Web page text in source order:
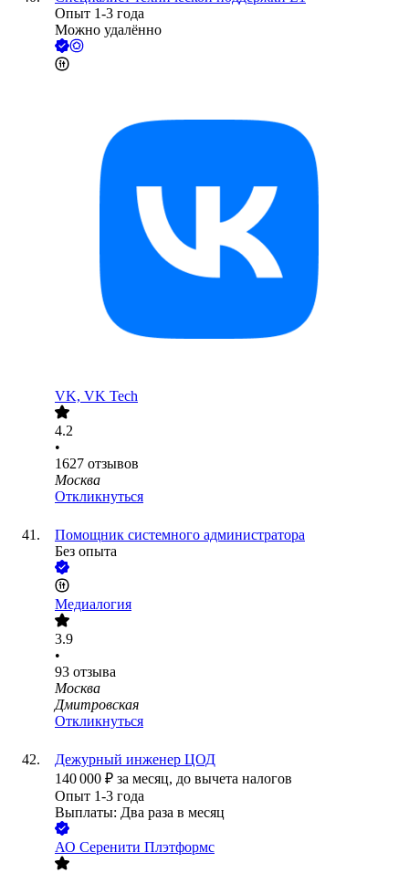
Опыт 1-3 года
Можно удалённо
VK, VK Tech
4.2
•
1627 отзывов
Москва
Откликнуться
Помощник системного администратора
Без опыта
Медиалогия
3.9
•
93 отзыва
Москва
Дмитровская
Откликнуться
Дежурный инженер ЦОД
140 000 ₽ за месяц, до вычета налогов
Опыт 1-3 года
Выплаты: Два раза в месяц
АО Серенити Плэтформс